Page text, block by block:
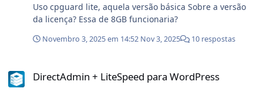
Uso cpguard lite, aquela versão básica Sobre a versão
da licença? Essa de 8GB funcionaria?
Novembro 3, 2025 em 14:52 Nov 3, 2025 10 respostas
DirectAdmin + LiteSpeed para WordPress